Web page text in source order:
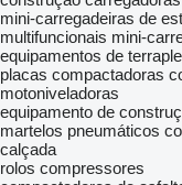
mini-carregadeiras de
multifuncionais mini-
equipamentos de
placas compactadoras
motoniveladoras
equipamento de
martelos pneumáticos
calçada
rolos compressores